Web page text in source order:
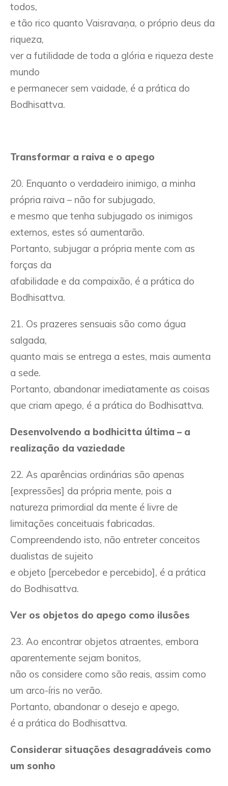
todos,
e tão rico quanto Vaisravaṇa, o próprio deus da
riqueza,
ver a futilidade de toda a glória e riqueza deste
mundo
e permanecer sem vaidade, é a prática do
Bodhisattva.
Transformar a raiva e o apego
20. Enquanto o verdadeiro inimigo, a minha
própria raiva – não for subjugado,
e mesmo que tenha subjugado os inimigos
externos, estes só aumentarão.
Portanto, subjugar a própria mente com as
forças da
afabilidade e da compaixão, é a prática do
Bodhisattva.
21. Os prazeres sensuais são como água
salgada,
quanto mais se entrega a estes, mais aumenta
a sede.
Portanto, abandonar imediatamente as coisas
que criam apego, é a prática do Bodhisattva.
Desenvolvendo a bodhicitta última – a
realização da vaziedade
22. As aparências ordinárias são apenas
[expressões] da própria mente, pois a
natureza primordial da mente é livre de
limitações conceituais fabricadas.
Compreendendo isto, não entreter conceitos
dualistas de sujeito
e objeto [percebedor e percebido], é a prática
do Bodhisattva.
Ver os objetos do apego como ilusões
23. Ao encontrar objetos atraentes, embora
aparentemente sejam bonitos,
não os considere como são reais, assim como
um arco-íris no verão.
Portanto, abandonar o desejo e apego,
é a prática do Bodhisattva.
Considerar situações desagradáveis como
um sonho